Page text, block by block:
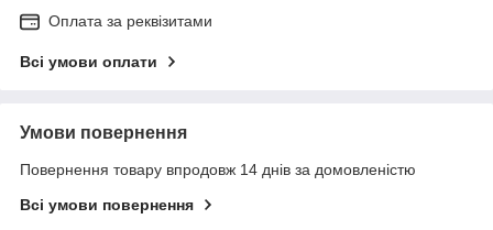
Оплата за реквізитами
Всі умови оплати
Умови повернення
Повернення товару впродовж 14 днів за домовленістю
Всі умови повернення